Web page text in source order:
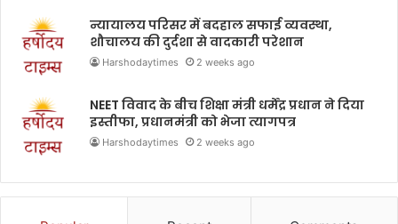
न्यायालय परिसर में बदहाल सफाई व्यवस्था,
शौचालय की दुर्दशा से वादकारी परेशान
Harshodaytimes 2 weeks ago
NEET विवाद के बीच शिक्षा मंत्री धर्मेंद्र प्रधान ने दिया
इस्तीफा, प्रधानमंत्री को भेजा त्यागपत्र
Harshodaytimes 2 weeks ago